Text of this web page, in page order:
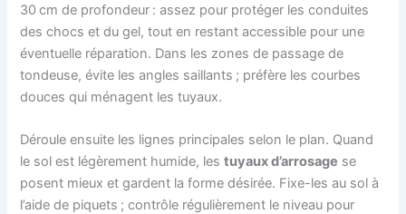
30 cm de profondeur : assez pour protéger les conduites
des chocs et du gel, tout en restant accessible pour une
éventuelle réparation. Dans les zones de passage de
tondeuse, évite les angles saillants ; préfère les courbes
douces qui ménagent les tuyaux.
Déroule ensuite les lignes principales selon le plan. Quand
le sol est légèrement humide, lestuyaux d’arrosage se
posent mieux et gardent la forme désirée. Fixe-les au sol à
l’aide de piquets ; contrôle régulièrement le niveau pour